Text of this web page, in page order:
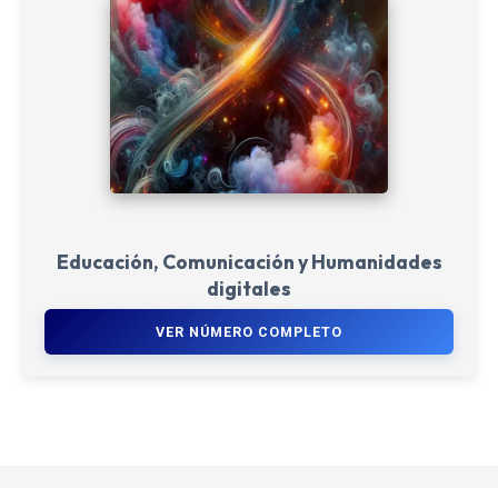
Educación, Comunicación y Humanidades
digitales
VER NÚMERO COMPLETO